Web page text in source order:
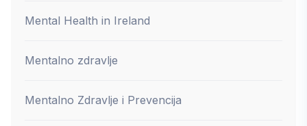
Mental Health in Ireland
Mentalno zdravlje
Mentalno Zdravlje i Prevencija